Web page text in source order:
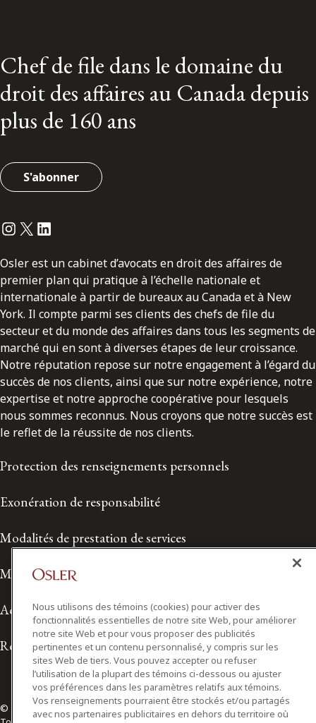
Chef de file dans le domaine du
droit des affaires au Canada depuis
plus de 160 ans
S'abonner
Instagram
Twitter
LinkedIn
Osler est un cabinet d’avocats en droit des affaires de
premier plan qui pratique à l’échelle nationale et
internationale à partir de bureaux au Canada et à New
York. Il compte parmi ses clients des chefs de file du
secteur et du monde des affaires dans tous les segments de
marché qui en sont à diverses étapes de leur croissance.
Notre réputation repose sur notre engagement à l’égard du
succès de nos clients, ainsi que sur notre expérience, notre
expertise et notre approche coopérative pour lesquels
nous sommes reconnus. Nous croyons que notre succès est
le reflet de la réussite de nos clients.
Protection des renseignements personnels
Exonération de responsabilité
Modalités de prestation de services
Modalités d'utilisation
Accessibilité
Relations avec les médias
© 2026 Osler, Hoskin & Harcourt S.E.N.C.R.L./s.r.l.
Nous utilisons des témoins (cookies) pour activer des
fonctionnalités essentielles de notre site Web, pour améliorer
notre site Web et pour vous proposer des publicités
pertinentes et un contenu personnalisé, y compris sur les
sites Web de tiers. Vous pouvez accepter ou refuser
l’utilisation de la plupart des témoins ci-dessous ou ajuster
vos préférences dans les paramètres relatifs aux témoins.
Vos renseignements pourraient être stockés et/ou partagés
avec nos partenaires publicitaires en dehors du territoire où